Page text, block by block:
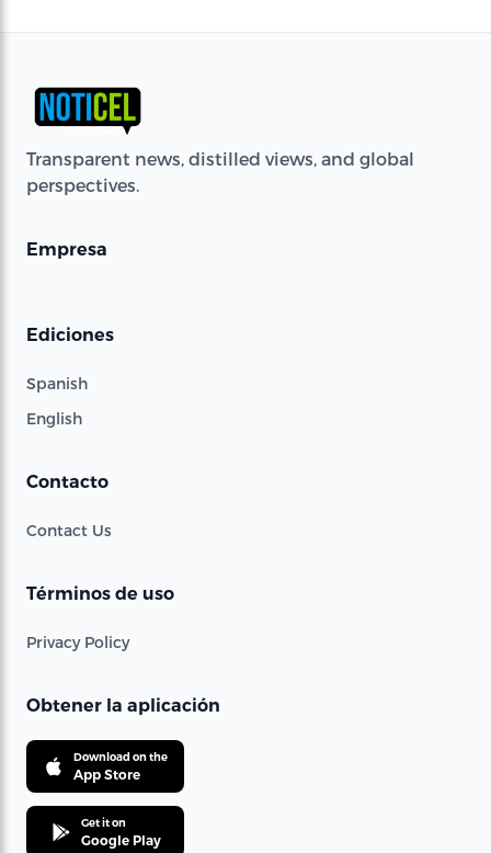
Transparent news, distilled views, and global
perspectives.
Empresa
Ediciones
Spanish
English
Contacto
Contact Us
Términos de uso
Privacy Policy
Obtener la aplicación
Download on the
App Store
Get it on
Google Play